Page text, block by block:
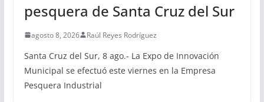
pesquera de Santa Cruz del Sur
agosto 8, 2026 Raúl Reyes Rodríguez
Santa Cruz del Sur, 8 ago.- La Expo de Innovación
Municipal se efectuó este viernes en la Empresa
Pesquera Industrial